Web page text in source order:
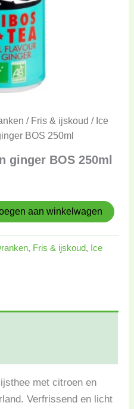
/ Fris & ijskoud / Ice
BOS 250ml
ginger BOS 250ml
aan winkelwagen
, Fris & ijskoud, Ice
met citroen en
Verfrissend en licht